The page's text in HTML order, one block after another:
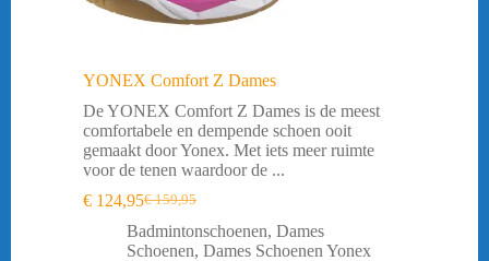
YONEX Comfort Z Dames
De YONEX Comfort Z Dames is de meest
comfortabele en dempende schoen ooit
gemaakt door Yonex. Met iets meer ruimte
voor de tenen waardoor de ...
€159,95
Oorspronkelijke
prijs
was:
€ 124,95Huidige
prijs
is:
Badmintonschoenen, Dames
Schoenen, Dames Schoenen Yonex